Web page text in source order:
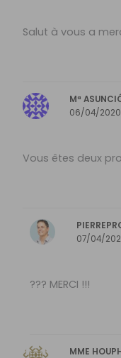
Salut à vous a
Mª
06/04/2020
Vous êtes deux
07/04/
??? MERCI !!!
MME